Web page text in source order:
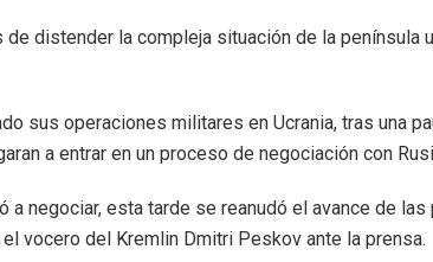
distender la compleja situación de la península
sus operaciones militares en Ucrania, tras una
a entrar en un proceso de negociación con
a negociar, esta tarde se reanudó el avance de
vocero del Kremlin Dmitri Peskov ante la prensa.